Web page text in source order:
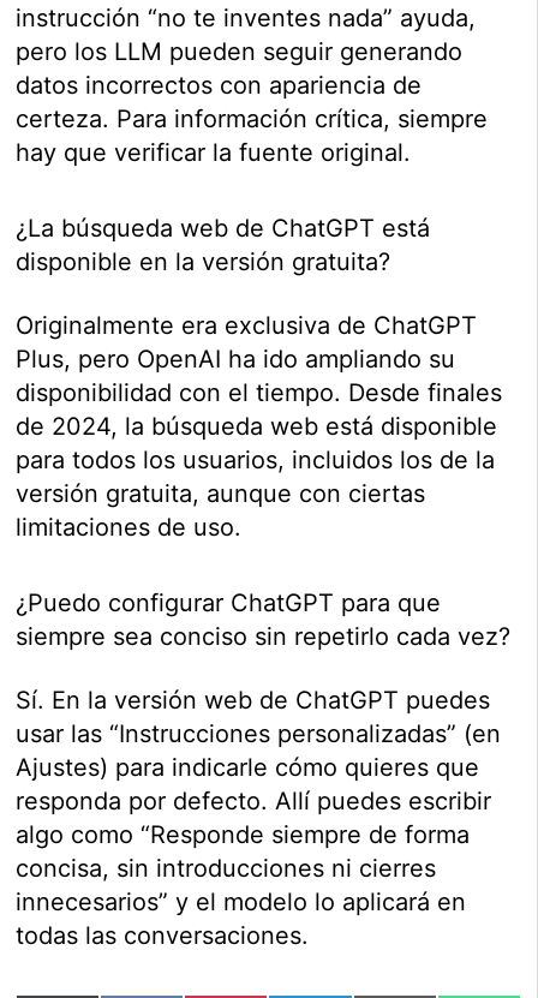
instrucción “no te inventes nada” ayuda,
pero los LLM pueden seguir generando
datos incorrectos con apariencia de
certeza. Para información crítica, siempre
hay que verificar la fuente original.
¿La búsqueda web de ChatGPT está
disponible en la versión gratuita?
Originalmente era exclusiva de ChatGPT
Plus, pero OpenAI ha ido ampliando su
disponibilidad con el tiempo. Desde finales
de 2024, la búsqueda web está disponible
para todos los usuarios, incluidos los de la
versión gratuita, aunque con ciertas
limitaciones de uso.
¿Puedo configurar ChatGPT para que
siempre sea conciso sin repetirlo cada vez?
Sí. En la versión web de ChatGPT puedes
usar las “Instrucciones personalizadas” (en
Ajustes) para indicarle cómo quieres que
responda por defecto. Allí puedes escribir
algo como “Responde siempre de forma
concisa, sin introducciones ni cierres
innecesarios” y el modelo lo aplicará en
todas las conversaciones.